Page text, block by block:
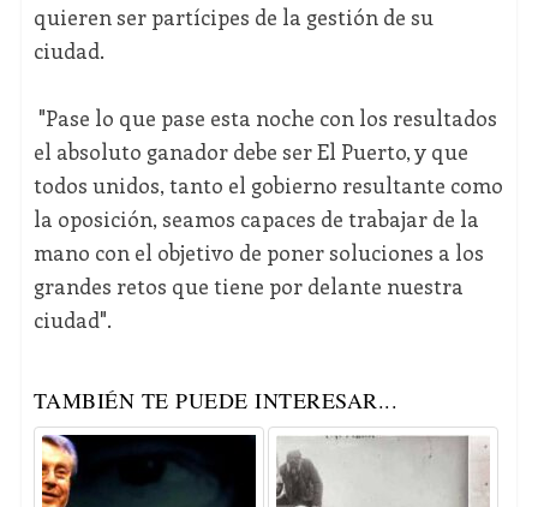
quieren ser partícipes de la gestión de su
ciudad.
"Pase lo que pase esta noche con los resultados
el absoluto ganador debe ser El Puerto, y que
todos unidos, tanto el gobierno resultante como
la oposición, seamos capaces de trabajar de la
mano con el objetivo de poner soluciones a los
grandes retos que tiene por delante nuestra
ciudad".
TAMBIÉN TE PUEDE INTERESAR...